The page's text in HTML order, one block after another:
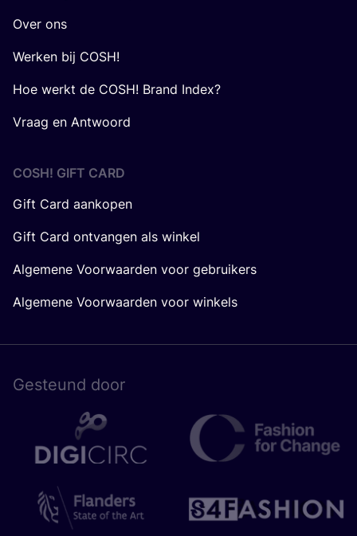
Over ons
Werken bij COSH!
Hoe werkt de COSH! Brand Index?
Vraag en Antwoord
COSH! GIFT CARD
Gift Card aankopen
Gift Card ontvangen als winkel
Algemene Voorwaarden voor gebruikers
Algemene Voorwaarden voor winkels
Gesteund door